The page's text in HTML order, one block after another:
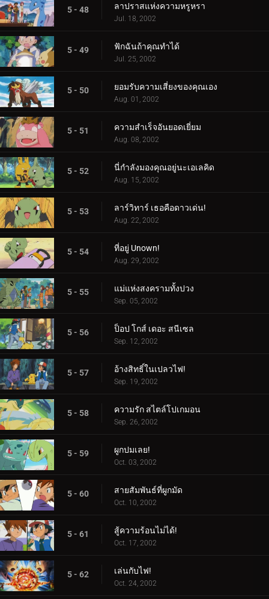
5 - 48 ลาปราสแห่งความหรูหรา
Jul. 18, 2002
5 - 49 ฟักฉันถ้าคุณทำได้
Jul. 25, 2002
5 - 50 ยอมรับความเสี่ยงของคุณเอง
Aug. 01, 2002
5 - 51 ความสำเร็จอันยอดเยี่ยม
Aug. 08, 2002
5 - 52 นี่กำลังมองคุณอยู่นะเอเลคิด
Aug. 15, 2002
5 - 53 ลาร์วิทาร์ เธอคือดาวเด่น!
Aug. 22, 2002
5 - 54 ที่อยู่ Unown!
Aug. 29, 2002
5 - 55 แม่แห่งสงครามทั้งปวง
Sep. 05, 2002
5 - 56 ป็อป โกส์ เดอะ สนีเซล
Sep. 12, 2002
5 - 57 อ้างสิทธิ์ในเปลวไฟ!
Sep. 19, 2002
5 - 58 ความรัก สไตล์โปเกมอน
Sep. 26, 2002
5 - 59 ผูกปมเลย!
Oct. 03, 2002
5 - 60 สายสัมพันธ์ที่ผูกมัด
Oct. 10, 2002
5 - 61 สู้ความร้อนไม่ได้!
Oct. 17, 2002
5 - 62 เล่นกับไฟ!
Oct. 24, 2002